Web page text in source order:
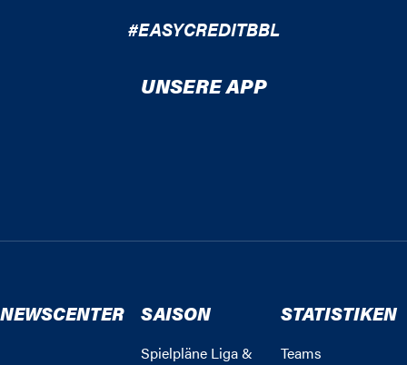
#EASYCREDITBBL
UNSERE APP
NEWSCENTER SAISON
Spielpläne Liga &
STATISTIKEN
Teams